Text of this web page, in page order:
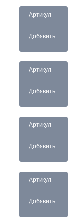
Артикул
Добавить
Артикул
Добавить
Артикул
Добавить
Артикул
Добавить